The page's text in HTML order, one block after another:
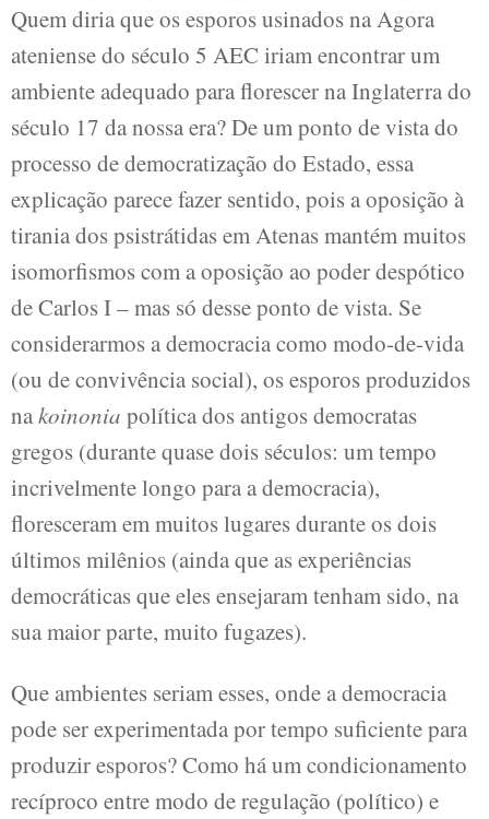
Quem diria que os esporos usinados na Agora
ateniense do século 5 AEC iriam encontrar um
ambiente adequado para florescer na Inglaterra do
século 17 da nossa era? De um ponto de vista do
processo de democratização do Estado, essa
explicação parece fazer sentido, pois a oposição à
tirania dos psistrátidas em Atenas mantém muitos
isomorfismos com a oposição ao poder despótico
de Carlos I – mas só desse ponto de vista. Se
considerarmos a democracia como modo-de-vida
(ou de convivência social), os esporos produzidos
nakoinonia política dos antigos democratas
gregos (durante quase dois séculos: um tempo
incrivelmente longo para a democracia),
floresceram em muitos lugares durante os dois
últimos milênios (ainda que as experiências
democráticas que eles ensejaram tenham sido, na
sua maior parte, muito fugazes).
Que ambientes seriam esses, onde a democracia
pode ser experimentada por tempo suficiente para
produzir esporos? Como há um condicionamento
recíproco entre modo de regulação (político) e